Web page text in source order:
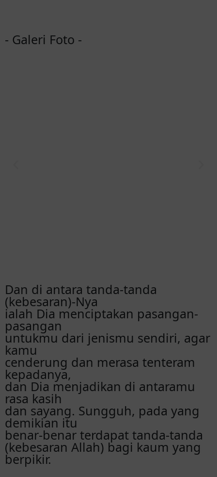
- Galeri Foto -
Dan di antara tanda-tanda
(kebesaran)-Nya
ialah Dia menciptakan pasangan-
pasangan
untukmu dari jenismu sendiri, agar
kamu
cenderung dan merasa tenteram
kepadanya,
dan Dia menjadikan di antaramu
rasa kasih
dan sayang. Sungguh, pada yang
demikian itu
benar-benar terdapat tanda-tanda
(kebesaran Allah) bagi kaum yang
berpikir.